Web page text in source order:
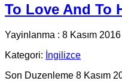
To Love And To
Yayinlanma : 8 Kasım
Kategori: İngilizce
Son Duzenleme 8 Kasım